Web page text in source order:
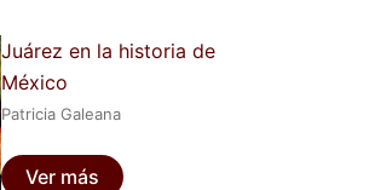
Juárez en la historia de
México
Patricia Galeana
Ver más